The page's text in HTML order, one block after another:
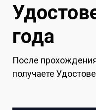
года
После
получаете